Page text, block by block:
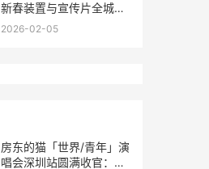
新春装置与宣传片全城上
线
2026-02-05
房东的猫「世界/青年」演
唱会深圳站圆满收官：用